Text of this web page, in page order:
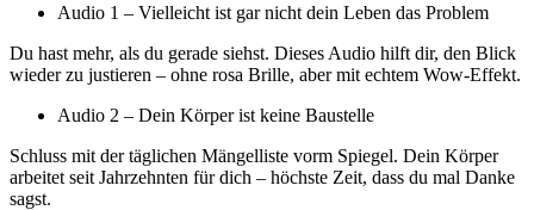
Audio 1 – Vielleicht ist gar nicht dein Leben das Problem
Du hast mehr, als du gerade siehst. Dieses Audio hilft dir, den Blick
wieder zu justieren – ohne rosa Brille, aber mit echtem Wow-Effekt.
Audio 2 – Dein Körper ist keine Baustelle
Schluss mit der täglichen Mängelliste vorm Spiegel. Dein Körper
arbeitet seit Jahrzehnten für dich – höchste Zeit, dass du mal Danke
sagst.